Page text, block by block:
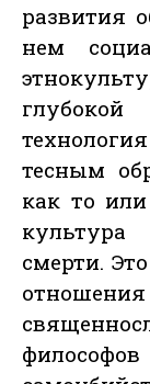
развития
нем
тесным
как то
смерти.